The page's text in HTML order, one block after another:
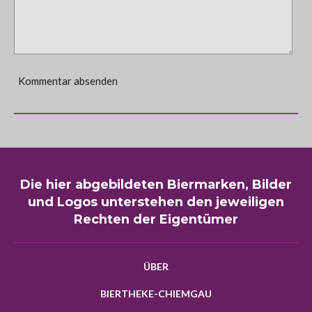
Kommentar absenden
Die hier abgebildeten Biermarken, Bilder
und Logos unterstehen den jeweiligen
Rechten der Eigentümer
ÜBER
BIERTHEKE-CHIEMGAU